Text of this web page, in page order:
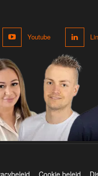
Youtube
Cookie beleid